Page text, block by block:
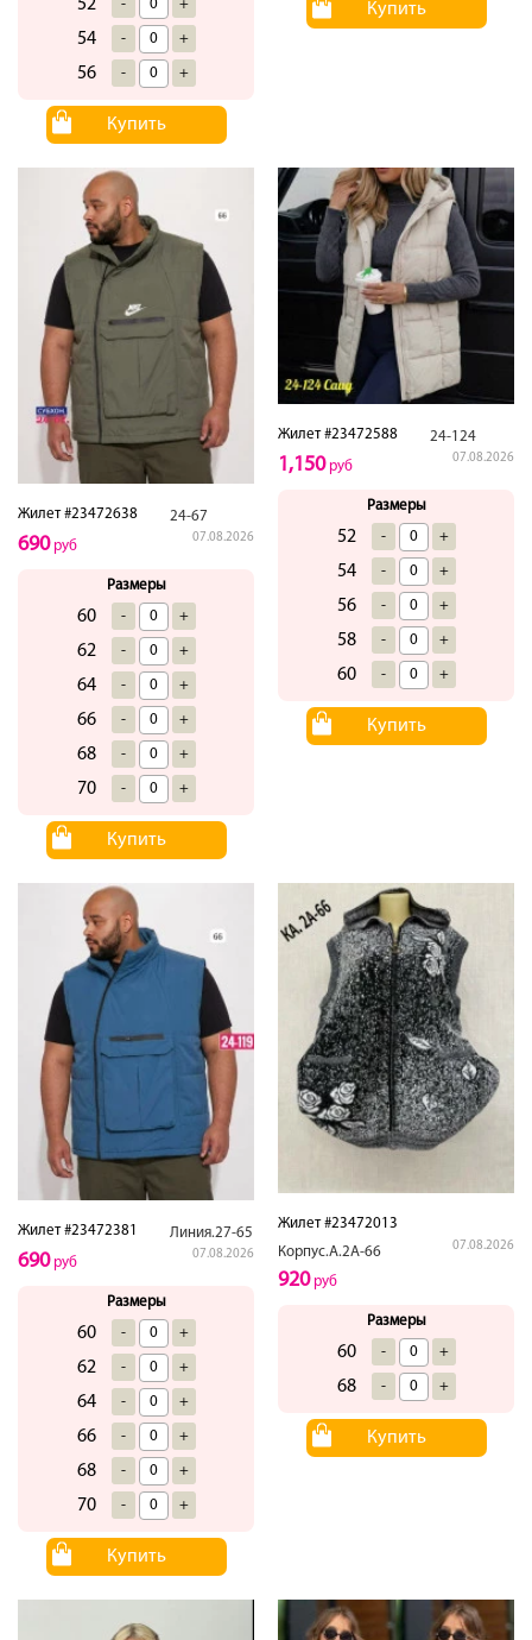
52 - +
54 - +
56 - +
Купить
Купить
Жилет #23472638 24-67
07.08.2026
690руб
Размеры
60 - +
62 - +
64 - +
66 - +
68 - +
70 - +
Купить
Жилет #23472588 24-124
07.08.2026
1,150руб
Размеры
52 - +
54 - +
56 - +
58 - +
60 - +
Купить
Жилет #23472381 Линия.27-65
07.08.2026
690руб
Размеры
60 - +
62 - +
64 - +
66 - +
68 - +
70 - +
Купить
Жилет #23472013
Корпус.А.2А-66
07.08.2026
920руб
Размеры
60 - +
68 - +
Купить